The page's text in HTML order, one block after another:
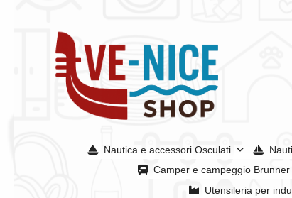
alla
navigazione
contenuto
Nautica e accessori Osculati
Camper e campeggio Brunner
Utensileria per